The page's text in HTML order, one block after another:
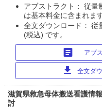
アブストラクト： 従量
は基本料金に含まれます
全文ダウンロード： 従
(税込) です。
article アブ
download 全文ダ
滋賀県救急母体搬送看護情
討